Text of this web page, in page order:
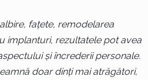
fațete, remodelarea
implanturi, rezultatele pot avea
și încrederii personale.
doar dinți mai atrăgători,